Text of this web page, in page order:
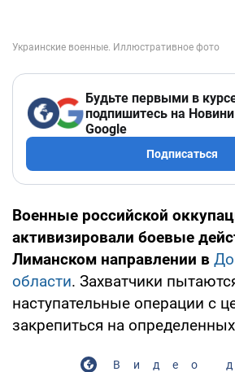
Будьте первыми в
подпишитесь на
Google
Подписаться
Военные российской
активизировали боевые
Лиманском направлении в
области. Захватчики
наступательные операции с
закрепиться на определенных
Видео